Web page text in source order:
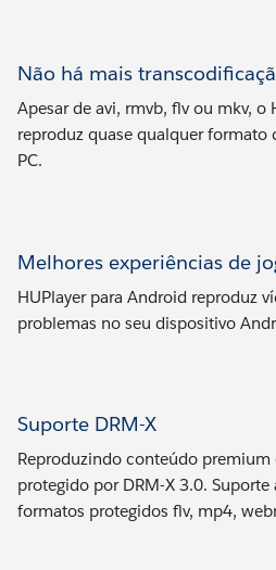
Não há mais
Apesar de avi, rmvb, flv ou mkv, o
reproduz quase qualquer formato
PC.
Melhores experiências de
HUPlayer para Android reproduz
problemas no seu dispositivo
Suporte DRM-X
Reproduzindo conteúdo premium
protegido por DRM-X 3.0.
formatos protegidos flv, mp4,